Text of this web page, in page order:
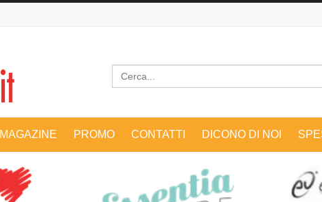
Cerca
MAGAZINE PROMO CONTATTI DICONO DI NOI